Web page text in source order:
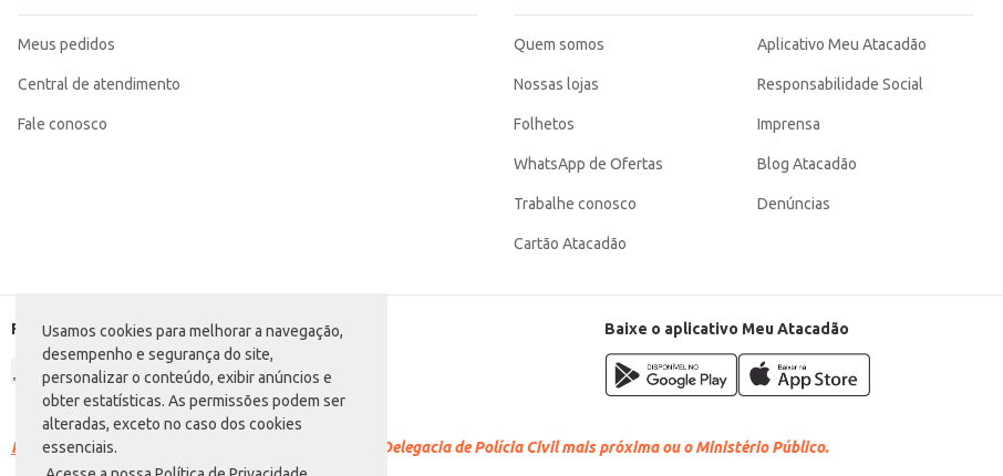
Usamos cookies para melhorar a navegação,
desempenho e segurança do site,
personalizar o conteúdo, exibir anúncios e
obter estatísticas. As permissões podem ser
alteradas, exceto no caso dos cookies
essenciais.
Meus pedidos
Central de atendimento
Fale conosco
Quem somos
Nossas lojas
Folhetos
WhatsApp de Ofertas
Trabalhe conosco
Cartão Atacadão
Aplicativo Meu Atacadão
Responsabilidade Social
Imprensa
Blog Atacadão
Denúncias
Formas de pagamento Baixe o aplicativo Meu Atacadão
Racismo é crime. Denuncie. Disque 100 ou procure a Delegacia de Polícia Civil mais próxima ou o Ministério Público.